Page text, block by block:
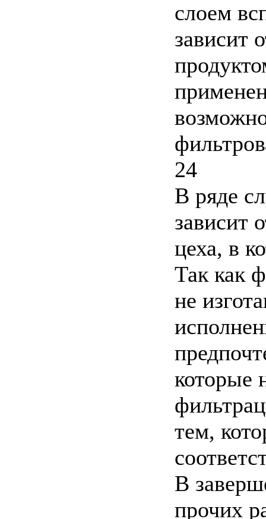
слоем
зависит
24
В ряде
зависит
цеха, в
Так как
не
которые
тем,
В
прочих